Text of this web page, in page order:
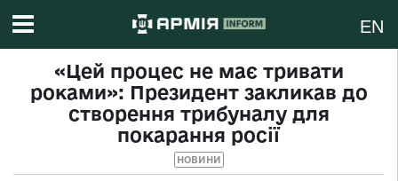
EN
«Цей процес не має тривати
роками»: Президент закликав до
створення трибуналу для
покарання росії
НОВИНИ